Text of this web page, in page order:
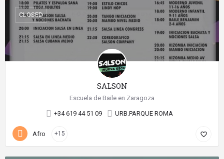
SALSON
Escuela de Baile en Zaragoza
+34 619 44 51 09 URB.PARQUE ROMA
CLOSED
Afro +15 favorite_border